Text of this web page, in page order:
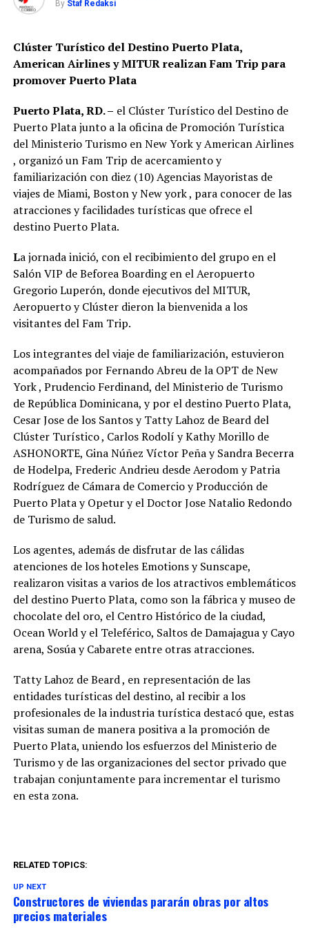
By Staf Redaksi
Clúster Turístico del Destino Puerto Plata,
American Airlines y MITUR realizan Fam Trip para
promover Puerto Plata
Puerto Plata, RD. – el Clúster Turístico del Destino de
Puerto Plata junto a la oficina de Promoción Turística
del Ministerio Turismo en New York y American Airlines
, organizó un Fam Trip de acercamiento y
familiarización con diez (10) Agencias Mayoristas de
viajes de Miami, Boston y New york , para conocer de las
atracciones y facilidades turísticas que ofrece el
destino Puerto Plata.
La jornada inició, con el recibimiento del grupo en el
Salón VIP de Beforea Boarding en el Aeropuerto
Gregorio Luperón, donde ejecutivos del MITUR,
Aeropuerto y Clúster dieron la bienvenida a los
visitantes del Fam Trip.
Los integrantes del viaje de familiarización, estuvieron
acompañados por Fernando Abreu de la OPT de New
York , Prudencio Ferdinand, del Ministerio de Turismo
de República Dominicana, y por el destino Puerto Plata,
Cesar Jose de los Santos y Tatty Lahoz de Beard del
Clúster Turístico , Carlos Rodolí y Kathy Morillo de
ASHONORTE, Gina Núñez Víctor Peña y Sandra Becerra
de Hodelpa, Frederic Andrieu desde Aerodom y Patria
Rodríguez de Cámara de Comercio y Producción de
Puerto Plata y Opetur y el Doctor Jose Natalio Redondo
de Turismo de salud.
Los agentes, además de disfrutar de las cálidas
atenciones de los hoteles Emotions y Sunscape,
realizaron visitas a varios de los atractivos emblemáticos
del destino Puerto Plata, como son la fábrica y museo de
chocolate del oro, el Centro Histórico de la ciudad,
Ocean World y el Teleférico, Saltos de Damajagua y Cayo
arena, Sosúa y Cabarete entre otras atracciones.
Tatty Lahoz de Beard , en representación de las
entidades turísticas del destino, al recibir a los
profesionales de la industria turística destacó que, estas
visitas suman de manera positiva a la promoción de
Puerto Plata, uniendo los esfuerzos del Ministerio de
Turismo y de las organizaciones del sector privado que
trabajan conjuntamente para incrementar el turismo
en esta zona.
RELATED TOPICS:
UP NEXT
Constructores de viviendas pararán obras por altos
precios materiales